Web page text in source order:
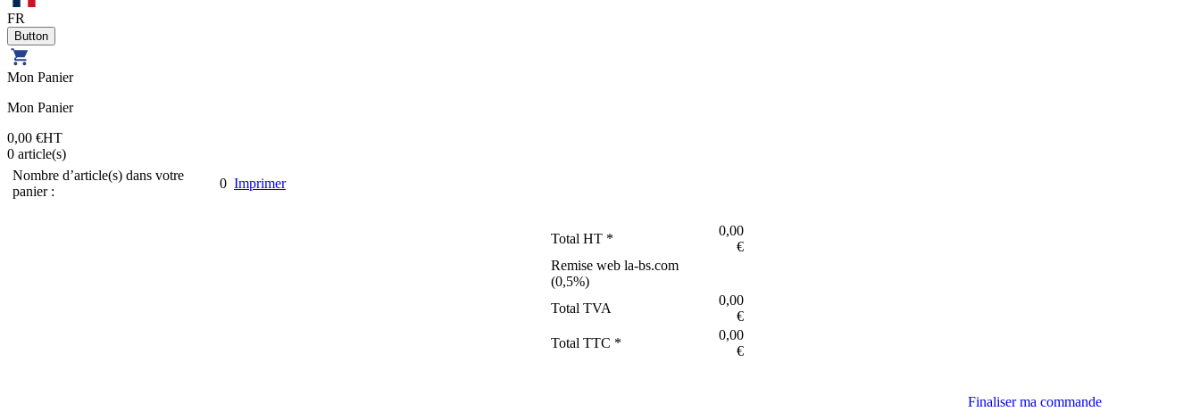
FR
Mon Panier
Mon Panier
0,00 €HT
0 article(s)
Nombre d’article(s) dans votre
panier :
0 Imprimer
Total HT *
0,00
€
Remise web la-bs.com
(0,5%)
Total TVA
0,00
€
Total TTC *
0,00
€
Finaliser ma commande